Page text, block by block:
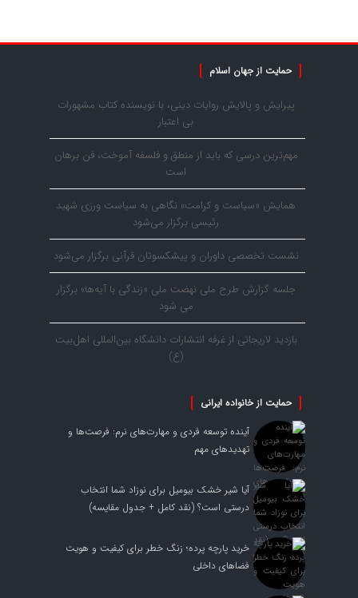
حمایت از جهان اسلام
پیرایش و پالایش روایات دینی، با نویسنده کتاب مشهورات
بی اعتبار
مهم‌ترین درسی که باید از منطق و فلسفه آموخت، فن برهان
است
همایش «سیاست و کرامت» نگاهی به سیاست ورزی شهید
رئیسی برگزار می‌شود
نشست تخصصی داوران و پیشکسوتان قرآنی برگزار می‌شود
جلسه گزارش طرح ملی نهضت ملی «زندگی با آیه‌ها» برگزار
می شود
بازدید لاریجانی از غرفه انتشارات دانشگاه بین‌المللی اهل‌بیت
(ع)
حمایت از خانواده ایرانی
آینده توسعه فردی و مهارت‌های نرم: فرصت‌ها و
تهدیدهای مهم
آیا شیر خشک بیومیل برای نوزاد شما انتخاب
درستی است؟ (نقد کامل + جدول مقایسه)
خرید پارچه پرده؛ زنگ خطر برای کیفیت و هویت
فضاهای داخلی